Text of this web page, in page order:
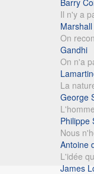
Barry
Il n'y a
On
Gandhi
On n'a
La
George
Philippe
Nous
Antoine
L'idée
James